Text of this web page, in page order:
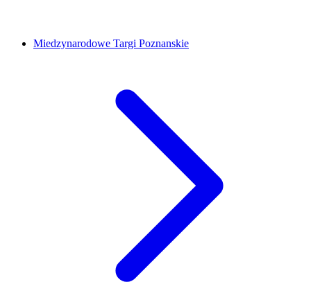
Miedzynarodowe Targi Poznanskie